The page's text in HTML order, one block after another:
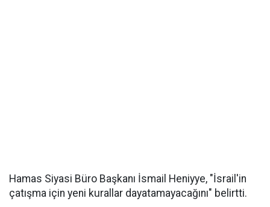
Hamas Siyasi Büro Başkanı İsmail Heniyye, "İsrail'in
çatışma için yeni kurallar dayatamayacağını" belirtti.